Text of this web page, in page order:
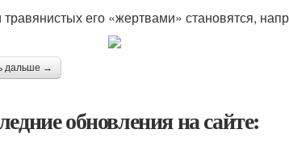
его «жертвами» становятся,
дальше →
обновления на сайте: